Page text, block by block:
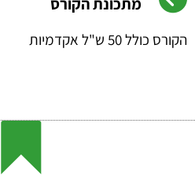
הקורס כולל 50 ש"ל אקדמיות